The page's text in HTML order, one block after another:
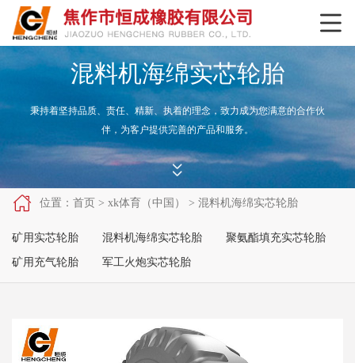

混料机海绵实芯轮胎
秉持着坚持品质、责任、精新、执着的理念，致力成为您满意的合作伙
伴，为客户提供完善的产品和服务。


 位置： 首页 > xk体育（中国） > 混料机海绵实芯轮胎
矿用实芯轮胎 混料机海绵实芯轮胎 聚氨酯填充实芯轮胎
矿用充气轮胎 军工火炮实芯轮胎